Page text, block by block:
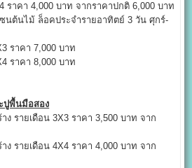
ราคา 4,000 บาท จากราคาปกติ 6,000 บาท
นต้นไม้ ล็อคประจำรายอาทิตย์ 3 วัน ศุกร์-
ราคา 7,000 บาท
ราคา 8,000 บาท
ปูพื้นมือสอง
ง รายเดือน 3X3 ราคา 3,500 บาท จาก
ง รายเดือน 4X4 ราคา 4,000 บาท จาก